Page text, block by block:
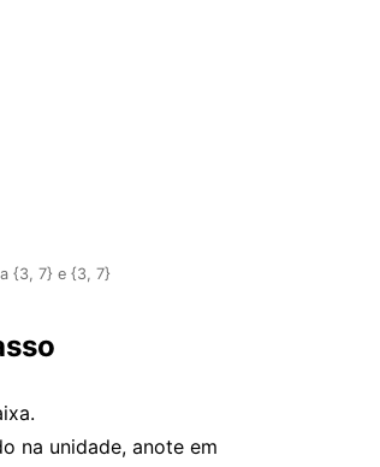
{3, 7} e {3, 7}
na unidade, anote em